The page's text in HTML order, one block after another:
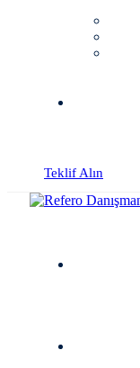
Teklif Alın